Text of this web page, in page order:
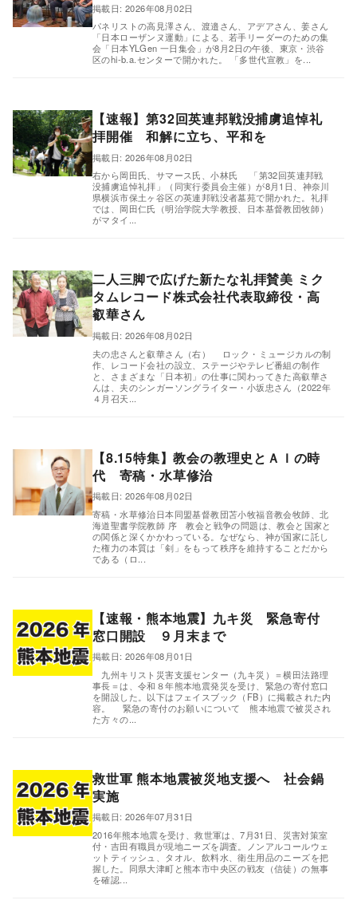
,
掲載日: 2026年08月02日
パネリストの高見澤さん、渡邉さん、アデアさん、姜さん
「日本ローザンヌ運動」による、若手リーダーのための集
会「日本YLGen 一日集会」が8月2日の午後、東京・渋谷
区のhi-b.a.センターで開かれた。 「多世代宣教」を...
,
【速報】第32回英連邦戦没捕虜追悼礼
拝開催 和解に立ち、平和を
掲載日: 2026年08月02日
右から岡田氏、サマース氏、小林氏 「第32回英連邦戦
没捕虜追悼礼拝」（同実行委員会主催）が8月1日、神奈川
県横浜市保土ヶ谷区の英連邦戦没者墓苑で開かれた。礼拝
では、岡田仁氏（明治学院大学教授、日本基督教団牧師）
がマタイ...
二人三脚で広げた新たな礼拝賛美 ミク
タムレコード株式会社代表取締役・高
叡華さん
掲載日: 2026年08月02日
夫の忠さんと叡華さん（右） ロック・ミュージカルの制
作、レコード会社の設立、ステージやテレビ番組の制作
と、さまざまな「日本初」の仕事に関わってきた高叡華さ
んは、夫のシンガーソングライター・小坂忠さん（2022年
４月召天...
,
【8.15特集】教会の教理史とＡＩの時
代 寄稿・水草修治
掲載日: 2026年08月02日
寄稿・水草修治日本同盟基督教団苫小牧福音教会牧師、北
海道聖書学院教師 序 教会と戦争の問題は、教会と国家と
の関係と深くかかわっている。なぜなら、神が国家に託し
た権力の本質は「剣」をもって秩序を維持することだから
である（ロ...
,
【速報・熊本地震】九キ災 緊急寄付
窓口開設 ９月末まで
掲載日: 2026年08月01日
九州キリスト災害支援センター（九キ災）＝横田法路理
事長＝は、令和８年熊本地震発災を受け、緊急の寄付窓口
を開設した。以下はフェイスブック（FB）に掲載された内
容。 緊急の寄付のお願いについて 熊本地震で被災され
た方々の...
,
救世軍 熊本地震被災地支援へ 社会鍋
実施
掲載日: 2026年07月31日
2016年熊本地震を受け、救世軍は、7月31日、災害対策室
付・吉田有職員が現地ニーズを調査。ノンアルコールウェ
ットティッシュ、タオル、飲料水、衛生用品のニーズを把
握した。同県大津町と熊本市中央区の戦友（信徒）の無事
を確認...